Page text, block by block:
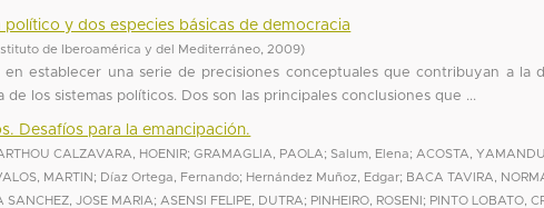
y dos especies básicas de democracia
de Iberoamérica y del Mediterráneo 2009)
establecer una serie de precisiones conceptuales que contribuyan a la
de los sistemas políticos. Dos son las principales conclusiones que ...
Desafíos para la emancipación.
CALZAVARA, HOENIR;GRAMAGLIA, PAOLA;Salum, Elena; ACOSTA, YAMANDU
MARTIN ; Díaz Ortega, Fernando; Hernández Muñoz, Edgar; BACA TAVIRA,
SANCHEZ, JOSE MARIA; ASENSI FELIPE, DUTRA; PINHEIRO, ROSENI ; PINTO LOBATO,